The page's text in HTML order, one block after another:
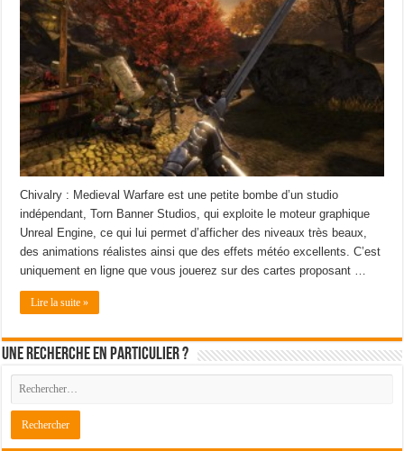
Chivalry : Medieval Warfare est une petite bombe d’un studio
indépendant, Torn Banner Studios, qui exploite le moteur graphique
Unreal Engine, ce qui lui permet d’afficher des niveaux très beaux,
des animations réalistes ainsi que des effets météo excellents. C’est
uniquement en ligne que vous jouerez sur des cartes proposant …
Lire la suite »
Une recherche en particulier ?